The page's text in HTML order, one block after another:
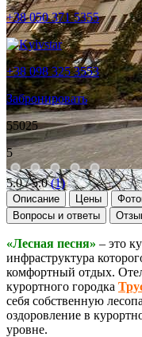
+38 050 371 5355
+38 098 325 3553
Забронировать
55025
5
5.0 / 5.0(1)
Описание Цены
Вопросы и ответы
«Лесная песня» – это
инфраструктура
комфортный отдых.
курортного городка
себя собственную
оздоровление в
уровне.